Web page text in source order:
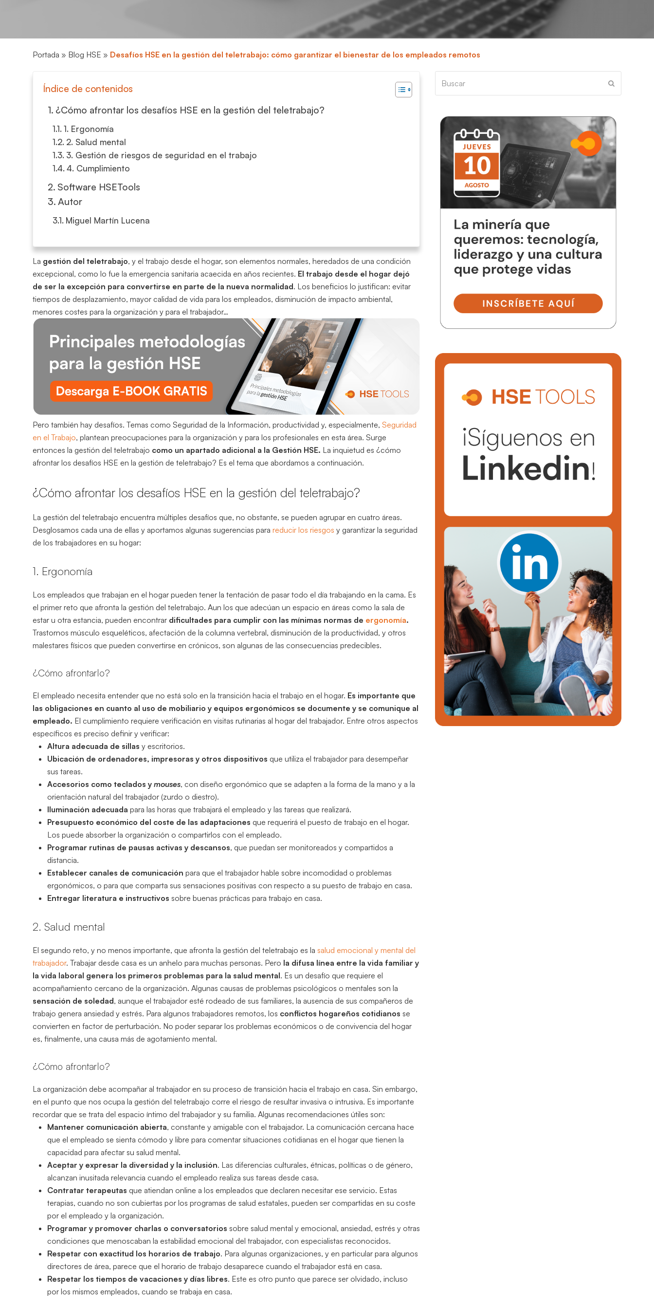
Portada » Blog HSE » Desafíos HSE en la gestión del teletrabajo: cómo garantizar el bienestar de los empleados remotos
Índice de contenidos
¿Cómo afrontar los desafíos HSE en la gestión del teletrabajo?
1. Ergonomía
2. Salud mental
3. Gestión de riesgos de seguridad en el trabajo
4. Cumplimiento
Software HSETools
Autor
Miguel Martín Lucena
La gestión del teletrabajo, y el trabajo desde el hogar, son elementos normales, heredados de una condición
excepcional, como lo fue la emergencia sanitaria acaecida en años recientes. El trabajo desde el hogar dejó
de ser la excepción para convertirse en parte de la nueva normalidad. Los beneficios lo justifican: evitar
tiempos de desplazamiento, mayor calidad de vida para los empleados, disminución de impacto ambiental,
menores costes para la organización y para el trabajador…
Pero también hay desafíos. Temas como Seguridad de la Información, productividad y, especialmente,Seguridad
en el Trabajo, plantean preocupaciones para la organización y para los profesionales en esta área. Surge
entonces la gestión del teletrabajo como un apartado adicional a la Gestión HSE. La inquietud es ¿cómo
afrontar los desafíos HSE en la gestión de teletrabajo? Es el tema que abordamos a continuación.
¿Cómo afrontar los desafíos HSE en la gestión del teletrabajo?
La gestión del teletrabajo encuentra múltiples desafíos que, no obstante, se pueden agrupar en cuatro áreas.
Desglosamos cada una de ellas y aportamos algunas sugerencias parareducir los riesgos y garantizar la seguridad
de los trabajadores en su hogar:
1. Ergonomía
Los empleados que trabajan en el hogar pueden tener la tentación de pasar todo el día trabajando en la cama. Es
el primer reto que afronta la gestión del teletrabajo. Aun los que adecúan un espacio en áreas como la sala de
estar u otra estancia, pueden encontrar dificultades para cumplir con las mínimas normas de ergonomía.
Trastornos músculo esqueléticos, afectación de la columna vertebral, disminución de la productividad, y otros
malestares físicos que pueden convertirse en crónicos, son algunas de las consecuencias predecibles.
¿Cómo afrontarlo?
El empleado necesita entender que no está solo en la transición hacia el trabajo en el hogar. Es importante que
las obligaciones en cuanto al uso de mobiliario y equipos ergonómicos se documente y se comunique al
empleado. El cumplimiento requiere verificación en visitas rutinarias al hogar del trabajador. Entre otros aspectos
específicos es preciso definir y verificar:
Altura adecuada de sillas y escritorios.
Ubicación de ordenadores, impresoras y otros dispositivos que utiliza el trabajador para desempeñar
sus tareas.
Accesorios como teclados ymouses, con diseño ergonómico que se adapten a la forma de la mano y a la
orientación natural del trabajador (zurdo o diestro).
Iluminación adecuada para las horas que trabajará el empleado y las tareas que realizará.
Presupuesto económico del coste de las adaptaciones que requerirá el puesto de trabajo en el hogar.
Los puede absorber la organización o compartirlos con el empleado.
Programar rutinas de pausas activas y descansos, que puedan ser monitoreados y compartidos a
distancia.
Establecer canales de comunicación para que el trabajador hable sobre incomodidad o problemas
ergonómicos, o para que comparta sus sensaciones positivas con respecto a su puesto de trabajo en casa.
Entregar literatura e instructivos sobre buenas prácticas para trabajo en casa.
2. Salud mental
El segundo reto, y no menos importante, que afronta la gestión del teletrabajo es la salud emocional y mental del
trabajador. Trabajar desde casa es un anhelo para muchas personas. Pero la difusa línea entre la vida familiar y
la vida laboral genera los primeros problemas para la salud mental. Es un desafío que requiere el
acompañamiento cercano de la organización. Algunas causas de problemas psicológicos o mentales son la
sensación de soledad, aunque el trabajador esté rodeado de sus familiares, la ausencia de sus compañeros de
trabajo genera ansiedad y estrés. Para algunos trabajadores remotos, los conflictos hogareños cotidianos se
convierten en factor de perturbación. No poder separar los problemas económicos o de convivencia del hogar
es, finalmente, una causa más de agotamiento mental.
¿Cómo afrontarlo?
La organización debe acompañar al trabajador en su proceso de transición hacia el trabajo en casa. Sin embargo,
en el punto que nos ocupa la gestión del teletrabajo corre el riesgo de resultar invasiva o intrusiva. Es importante
recordar que se trata del espacio íntimo del trabajador y su familia. Algunas recomendaciones útiles son:
Mantener comunicación abierta, constante y amigable con el trabajador. La comunicación cercana hace
que el empleado se sienta cómodo y libre para comentar situaciones cotidianas en el hogar que tienen la
capacidad para afectar su salud mental.
Aceptar y expresar la diversidad y la inclusión. Las diferencias culturales, étnicas, políticas o de género,
alcanzan inusitada relevancia cuando el empleado realiza sus tareas desde casa.
Contratar terapeutas que atiendan online a los empleados que declaren necesitar ese servicio. Estas
terapias, cuando no son cubiertas por los programas de salud estatales, pueden ser compartidas en su coste
por el empleado y la organización.
Programar y promover charlas o conversatorios sobre salud mental y emocional, ansiedad, estrés y otras
condiciones que menoscaban la estabilidad emocional del trabajador, con especialistas reconocidos.
Respetar con exactitud los horarios de trabajo. Para algunas organizaciones, y en particular para algunos
directores de área, parece que el horario de trabajo desaparece cuando el trabajador está en casa.
Respetar los tiempos de vacaciones y días libres. Este es otro punto que parece ser olvidado, incluso
por los mismos empleados, cuando se trabaja en casa.